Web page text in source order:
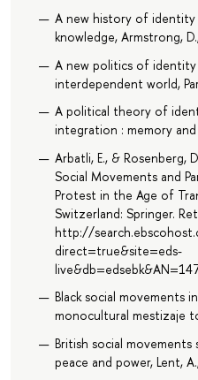
A new history of identity
knowledge, Armstrong,
A new politics of
interdependent world,
A political theory of
integration : memory
Arbatli, E., & Rosenberg,
Social Movements and
Protest in the Age of
Switzerland: Springer.
http://
direct=true&site=eds-
Black social movements
monocultural mestizaje
British social movements
peace and power, Lent,